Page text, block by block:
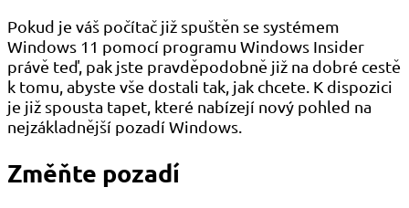
Pokud je váš počítač již spuštěn se systémem
Windows 11 pomocí programu Windows Insider
právě teď, pak jste pravděpodobně již na dobré cestě
k tomu, abyste vše dostali tak, jak chcete. K dispozici
je již spousta tapet, které nabízejí nový pohled na
nejzákladnější pozadí Windows.
Změňte pozadí